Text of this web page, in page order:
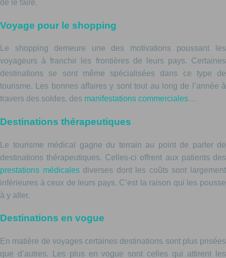
de le faire.
Voyage pour le shopping
Le shopping demeure une des motivations poussant les
voyageurs à franchir les frontières de leurs pays. Certaines
destinations se sont même spécialisées dans ce type de
tourisme. Les bonnes affaires y sont tout au long de l’année à
travers des soldes, des manifestations commerciales…
Destinations thérapeutiques
Le tourisme médical gagne du terrain au point de parler de
destinations thérapeutiques. Celles-ci offrent aux patients des
prestations médicalesdiverses dont les coûts sont largement
inférieures à ceux de leurs pays. C’est la raison qui les pousse
à y aller.
Destinations en vogue
En matière de voyages certaines destinations sont plus prisées
que d’autres. Les plus en vogue sont celles qui attirent les